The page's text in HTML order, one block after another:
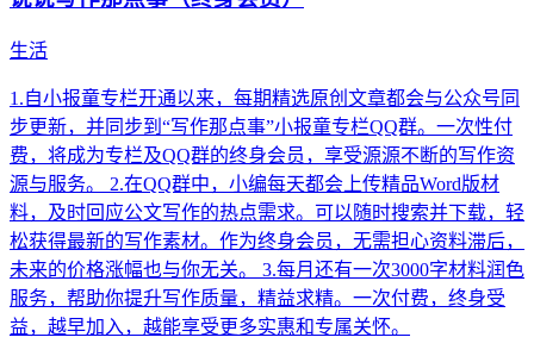
生活
1.自小报童专栏开通以来，每期精选原创文章都会与公众号同
步更新，并同步到“写作那点事”小报童专栏QQ群。一次性付
费，将成为专栏及QQ群的终身会员，享受源源不断的写作资
源与服务。 2.在QQ群中，小编每天都会上传精品Word版材
料，及时回应公文写作的热点需求。可以随时搜索并下载，轻
松获得最新的写作素材。作为终身会员，无需担心资料滞后，
未来的价格涨幅也与你无关。 3.每月还有一次3000字材料润色
服务，帮助你提升写作质量，精益求精。一次付费，终身受
益，越早加入，越能享受更多实惠和专属关怀。